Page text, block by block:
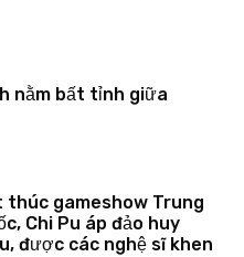
nằm bất tỉnh giữa
thúc gameshow Trung
Chi Pu áp đảo huy
được các nghệ sĩ khen